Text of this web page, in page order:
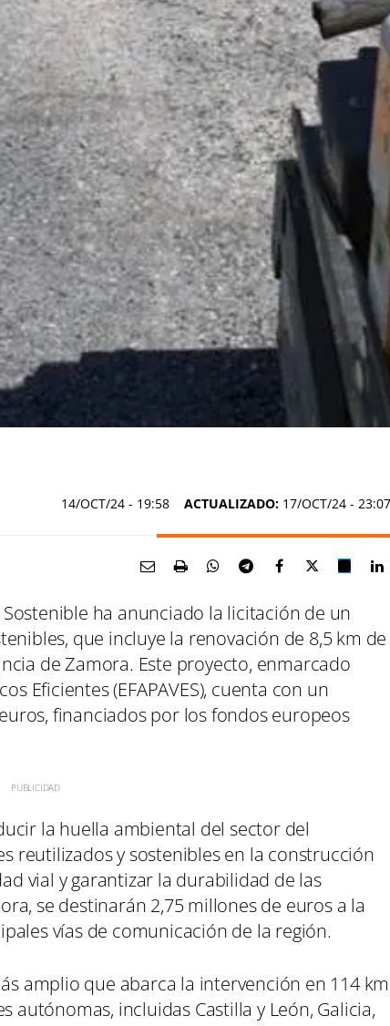
14/OCT/24 - 19:58 ACTUALIZADO: 17/OCT/24 - 23:07
ha anunciado la licitación de un
que incluye la renovación de 8,5 km de
de Zamora. Este proyecto, enmarcado
Eficientes (EFAPAVES), cuenta con un
financiados por los fondos europeos
la huella ambiental del sector del
reutilizados y sostenibles en la construcción
vial y garantizar la durabilidad de las
se destinarán 2,75 millones de euros a la
vías de comunicación de la región.
amplio que abarca la intervención en 114 km
incluidas Castilla y León, Galicia,